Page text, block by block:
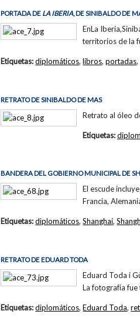
PORTADA DE LA IBERIA, DE SINIBALDO DE
EnLa
territorios de la
Etiquetas:diplomáticos,libros,portadas,
RETRATO DE SINIBALDO DE MAS
Retrato al óleo
Etiquetas:
BANDERA DEL GOBIERNO MUNICIPAL DE
El escude
Francia,
Etiquetas:diplomáticos,Shanghai,
RETRATO DE EDUARD TODA
Eduard Toda i
La fotografía
Etiquetas:diplomáticos,Eduard Toda,